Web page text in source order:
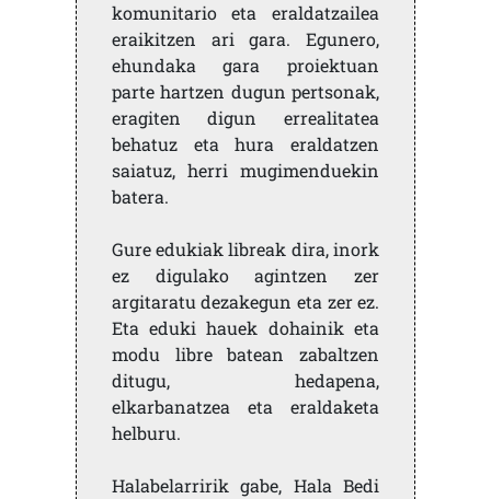
komunitario eta eraldatzailea
eraikitzen ari gara. Egunero,
ehundaka gara proiektuan
parte hartzen dugun pertsonak,
eragiten digun errealitatea
behatuz eta hura eraldatzen
saiatuz, herri mugimenduekin
batera.
Gure edukiak libreak dira, inork
ez digulako agintzen zer
argitaratu dezakegun eta zer ez.
Eta eduki hauek dohainik eta
modu libre batean zabaltzen
ditugu, hedapena,
elkarbanatzea eta eraldaketa
helburu.
Halabelarririk gabe, Hala Bedi